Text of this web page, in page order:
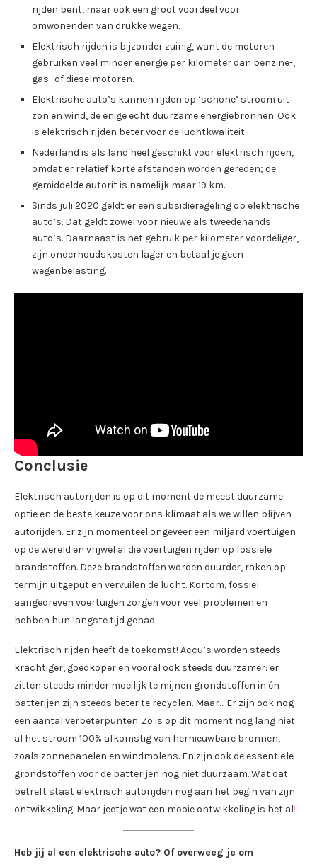
rijden bent, maar ook een groot voordeel voor
omwonenden van drukke wegen.
Elektrisch rijden is bijzonder zuinig, want de motoren
gebruiken veel minder energie per kilometer dan benzine-,
gas- of dieselmotoren.
Elektrische auto’s kunnen rijden op ‘schone’ stroom uit
zon en wind, de enige echt duurzame energiebronnen. Ook
is elektrisch rijden beter voor de luchtkwaliteit.
Nederland is als land heel geschikt voor elektrisch rijden,
omdat er relatief korte afstanden worden gereden; de
gemiddelde autorit is namelijk maar 19 km.
Sinds juli 2020 geldt er een subsidieregeling op elektrische
auto’s. Dat geldt zowel voor nieuwe als tweedehands
auto’s. Daarnaast is het gebruik per kilometer voordeliger,
zijn onderhoudskosten lager en betaal je geen
wegenbelasting.
Conclusie
Elektrisch autorijden is op dit moment de meest duurzame
optie en de beste keuze voor ons klimaat als we willen blijven
autorijden. Er zijn momenteel ongeveer een miljard voertuigen
op de wereld en vrijwel al die voertuigen rijden op fossiele
brandstoffen. Deze brandstoffen worden duurder, raken op
termijn uitgeput en vervuilen de lucht. Kortom, fossiel
aangedreven voertuigen zorgen voor veel problemen en
hebben hun langste tijd gehad.
Elektrisch rijden heeft de toekomst! Accu’s worden steeds
krachtiger, goedkoper en vooral ook steeds duurzamer: er
zitten steeds minder moeilijk te mijnen grondstoffen in én
batterijen zijn steeds beter te recyclen. Maar… Er zijn ook nog
een aantal verbeterpunten. Zo is op dit moment nog lang niet
al het stroom 100% afkomstig van hernieuwbare bronnen,
zoals zonnepanelen en windmolens. En zijn ook de essentiële
grondstoffen voor de batterijen nog niet duurzaam. Wat dat
betreft staat elektrisch autorijden nog aan het begin van zijn
ontwikkeling. Maar jeetje wat een mooie ontwikkeling is het al!
Heb jij al een elektrische auto? Of overweeg je om